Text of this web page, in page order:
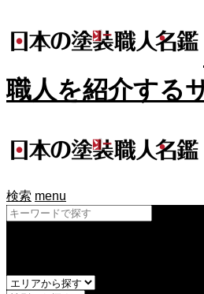
職人を紹介する
検索 menu